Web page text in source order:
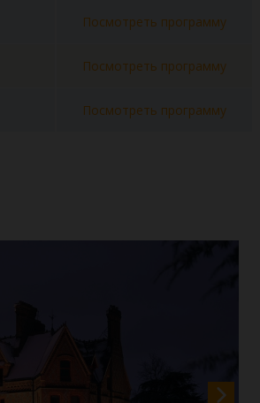
Посмотреть программу
Посмотреть программу
Посмотреть программу